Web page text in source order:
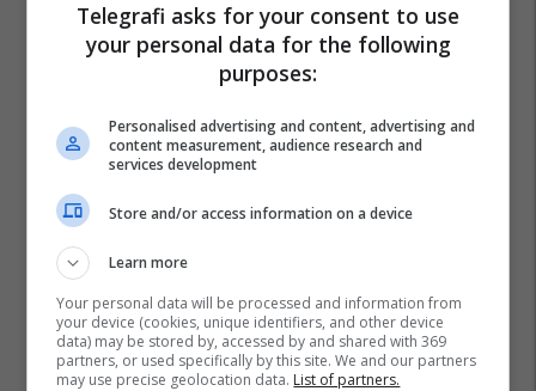
Telegrafi asks for your consent to use
your personal data for the following
purposes:
Personalised advertising and content, advertising and
content measurement, audience research and
services development
Store and/or access information on a device
Learn more
Your personal data will be processed and information from
your device (cookies, unique identifiers, and other device
data) may be stored by, accessed by and shared with 369
partners, or used specifically by this site. We and our partners
may use precise geolocation data. List of partners.